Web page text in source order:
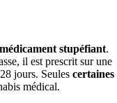
médicament stupéfiant.
il est prescrit sur une
jours. Seules certaines
médical.